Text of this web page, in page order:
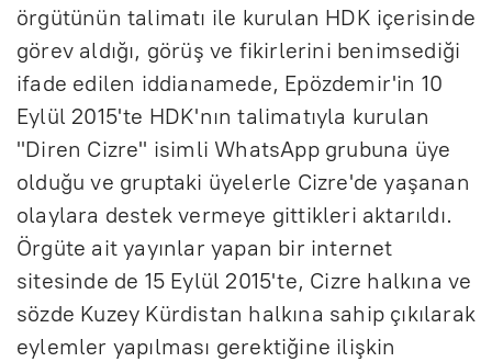
örgütünün talimatı ile kurulan HDK içerisinde
görev aldığı, görüş ve fikirlerini benimsediği
ifade edilen iddianamede, Epözdemir'in 10
Eylül 2015'te HDK'nın talimatıyla kurulan
"Diren Cizre" isimli WhatsApp grubuna üye
olduğu ve gruptaki üyelerle Cizre'de yaşanan
olaylara destek vermeye gittikleri aktarıldı.
Örgüte ait yayınlar yapan bir internet
sitesinde de 15 Eylül 2015'te, Cizre halkına ve
sözde Kuzey Kürdistan halkına sahip çıkılarak
eylemler yapılması gerektiğine ilişkin